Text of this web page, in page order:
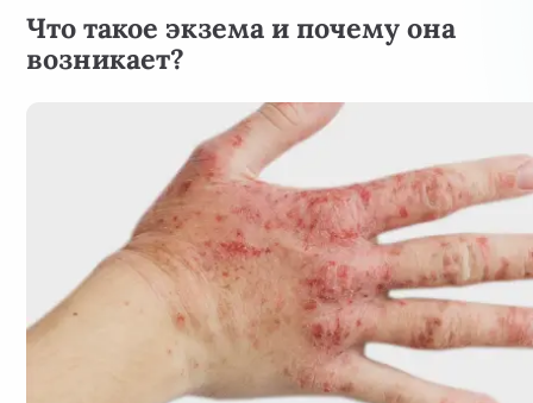
Что такое экзема и почему она
возникает?